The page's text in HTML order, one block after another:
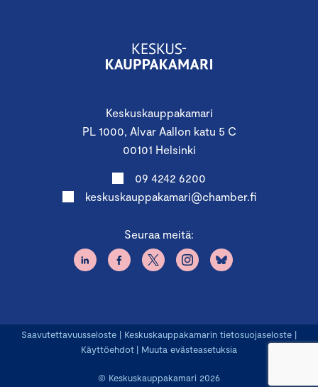
Keskuskauppakamari
PL 1000, Alvar Aallon katu 5 C
00101 Helsinki
09 4242 6200
keskuskauppakamari@chamber.fi
Seuraa meitä:
© Keskuskauppakamari 2026
Saavutettavuusseloste | Keskuskauppakamarin tietosuojaseloste |
Käyttöehdot | Muuta evästeasetuksia